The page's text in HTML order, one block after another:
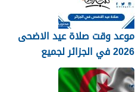
موعد وقت صلاة عيد الاضحى
2026 في الجزائر لجميع
المحافظات بالتفصيل 1448